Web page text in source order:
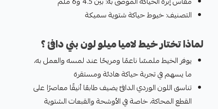
التصنيف: خيوط حياكة شتوية سميكة
لماذا تختار خيط لاميا ميلو لون بني دافئ ؟
يوفر الخيط ملمسًا ناعمًا ومريحًا عند لمسه والعمل به،
ما يسهم في تجربة حياكة هادئة ومستقرة
تناسق اللون الوردي الدافئ يضيف طابعًا أنيقًا معاصرًا على
القطع المحاكة، خاصة في الأوشحة والقبعات الشتوية